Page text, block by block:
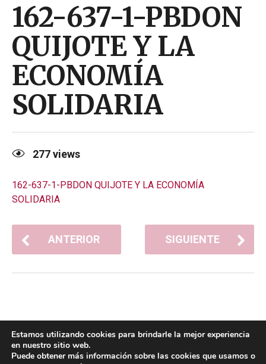
162-637-1-PBDON
QUIJOTE Y LA
ECONOMÍA
SOLIDARIA
277views
162-637-1-PBDON QUIJOTE Y LA ECONOMÍA
SOLIDARIA
ANTERIOR SIGUIENTE
Estamos utilizando cookies para brindarle la mejor experiencia
en nuestro sitio web.
Puede obtener más información sobre las cookies que usamos o